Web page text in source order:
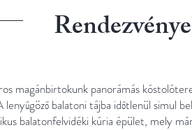
magánbirtokunk panorámás
lenyűgöző balatoni tájba időtlenül simul
balatonfelvidéki kúria épület, mely